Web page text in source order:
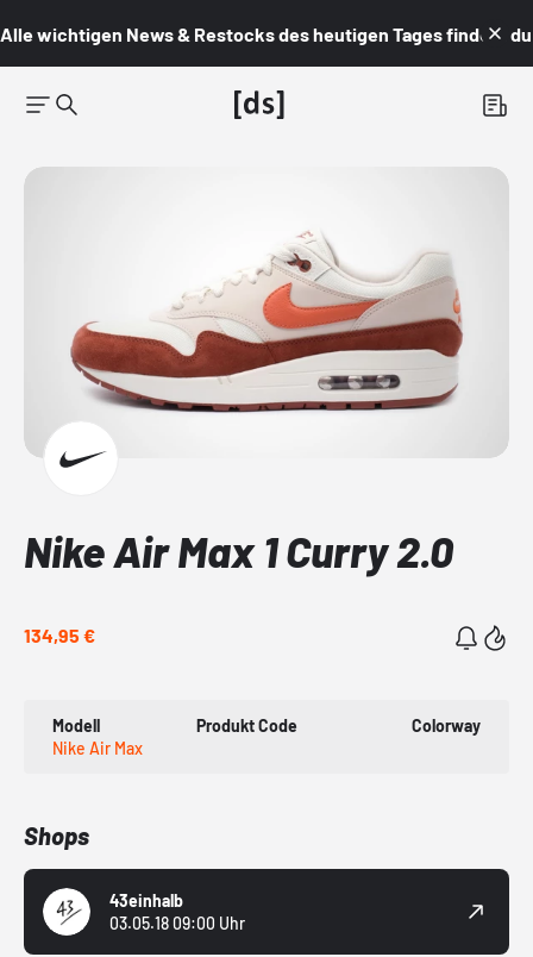
Alle wichtigen News & Restocks des heutigen Tages findest du
Nike Air Max 1 Curry 2.0
134,95 €
Modell
Nike Air Max
Produkt Code Colorway
Shops
43einhalb
03.05.18 09:00 Uhr